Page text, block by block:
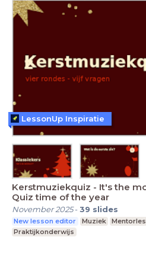
Kerstmuziekquiz - It's the
Quiz time of the year
November 2025-39 slides
New lesson editor Muziek Mentorles
Praktijkonderwijs
LessonUp Inspiratie